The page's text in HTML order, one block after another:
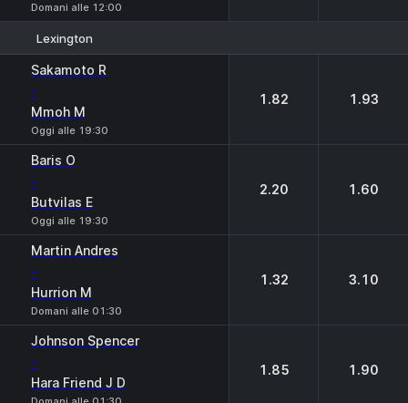
Domani alle 12:00
Lexington
Sakamoto R
-
Mmoh M
Oggi alle 19:30
1.82 1.93
Baris O
-
Butvilas E
Oggi alle 19:30
2.20 1.60
Martin Andres
-
Hurrion M
Domani alle 01:30
1.32 3.10
Johnson Spencer
-
Hara Friend J D
1.85 1.90